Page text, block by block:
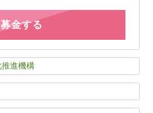
募金する